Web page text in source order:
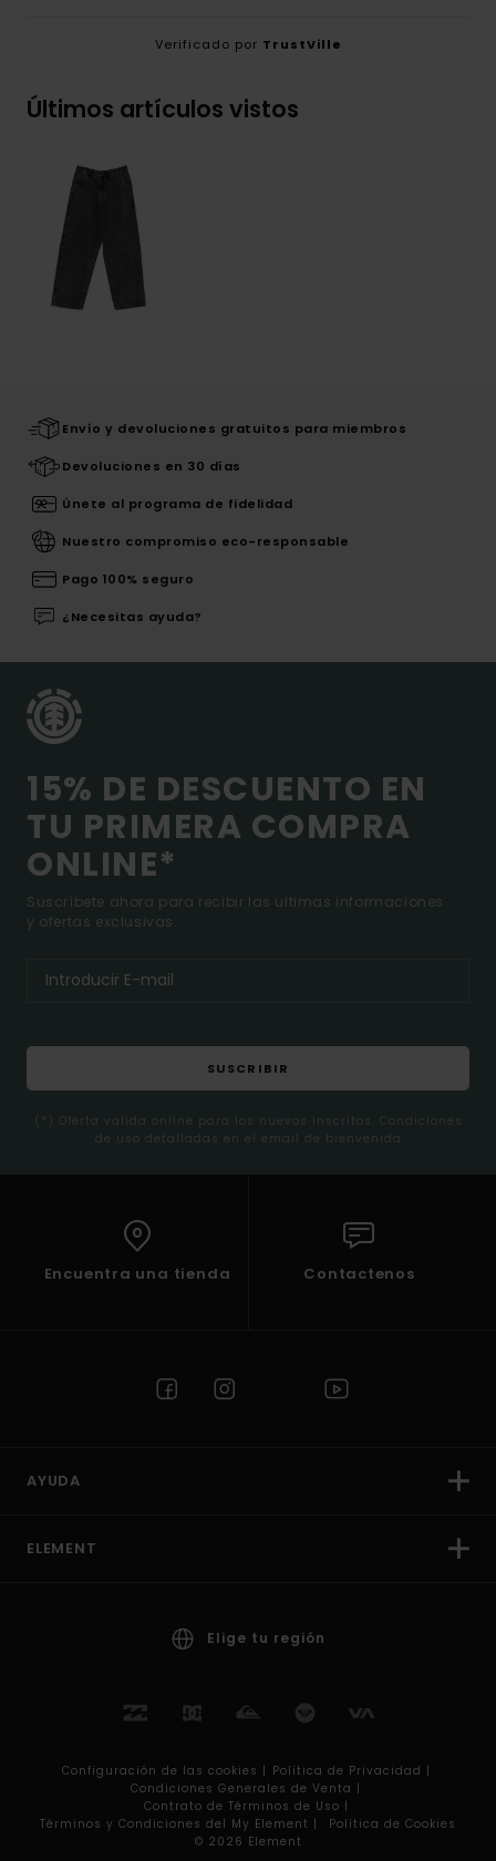
Verificado por TrustVille
Últimos artículos vistos
Envío y devoluciones gratuitos para miembros
Devoluciones en 30 días
Únete al programa de fidelidad
Nuestro compromiso eco-responsable
Pago 100% seguro
¿Necesitas ayuda?
15% DE DESCUENTO EN
TU PRIMERA COMPRA
ONLINE*
Suscríbete ahora para recibir las ultimas informaciones
y ofertas exclusivas.
SUSCRIBIR
(*) Oferta valida online para los nuevos inscritos. Condiciones
de uso detalladas en el email de bienvenida
Encuentra una tienda Contactenos
AYUDA
ELEMENT
Elige tu región
Configuración de las cookies | Política de Privacidad |
Condiciones Generales de Venta |
Contrato de Términos de Uso |
Términos y Condiciones del My Element |
Política de Cookies
© 2026 Element